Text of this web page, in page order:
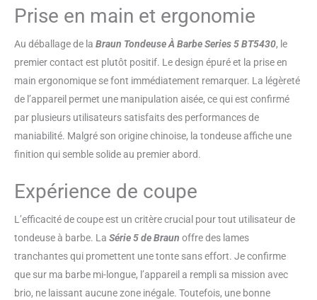
barbe Une maîtrise parfaite à
portée de main : choisissez
parmi les 40 réglages de
mm avec le bouton Precision
Wheel Taillez et sculptez votre
barbe avec précision chez vous :
les outils de stylisation aident à
réaliser des lignes précises et à
couper la barbe de façon
régulière, pour des finitions
cette tondeuse pour hommes est
100 % étanche pour un
nettoyage facile. Elle est équipée
qui offre 100 minutes
d'autonomie, de lames ultra
affûtées et est fournie avec une
pochette zippée de rangement
Prise en main et ergonomie
Au déballage de la Braun Tondeuse À Barbe Series 5 BT5430, le
premier contact est plutôt positif. Le design épuré et la prise en
main ergonomique se font immédiatement remarquer. La légèreté
de l’appareil permet une manipulation aisée, ce qui est confirmé
par plusieurs utilisateurs satisfaits des performances de
maniabilité. Malgré son origine chinoise, la tondeuse affiche une
finition qui semble solide au premier abord.
Expérience de coupe
L’efficacité de coupe est un critère crucial pour tout utilisateur de
tondeuse à barbe. La Série 5 de Braun offre des lames
tranchantes qui promettent une tonte sans effort. Je confirme
que sur ma barbe mi-longue, l’appareil a rempli sa mission avec
brio, ne laissant aucune zone inégale. Toutefois, une bonne